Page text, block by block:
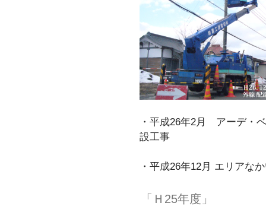
・平成26年2月 アーデ・
設工事
・平成26年12月 エリア
「Ｈ25年度」